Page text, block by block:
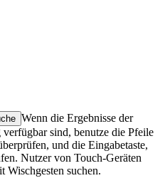
Wenn die Ergebnisse der
sind, benutze die Pfeile
und die Eingabetaste,
Nutzer von Touch-Geräten
Wischgesten suchen.